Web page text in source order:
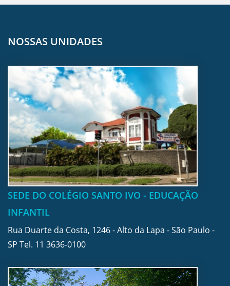
NOSSAS UNIDADES
SEDE DO COLÉGIO SANTO IVO - EDUCAÇÃO
INFANTIL
Rua Duarte da Costa, 1246 - Alto da Lapa - São Paulo -
SP Tel. 11 3636-0100